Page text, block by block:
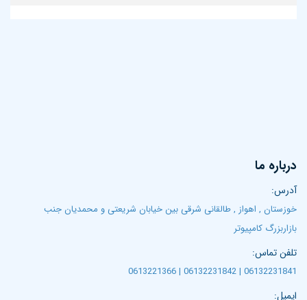
درباره ما
آدرس:
خوزستان , اهواز , طالقانی شرقی بین خیابان شریعتی و محمدیان جنب
بازاربزرگ کامپیوتر
تلفن تماس:
06132231841 | 06132231842 | 0613221366
ایمیل: